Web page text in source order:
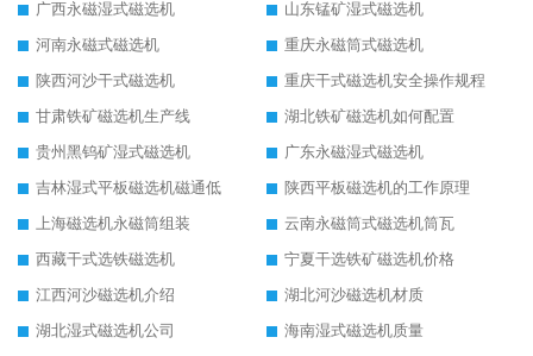
广西永磁湿式磁选机
山东锰矿湿式磁选机
河南永磁式磁选机
重庆永磁筒式磁选机
陕西河沙干式磁选机
重庆干式磁选机安全操作规程
甘肃铁矿磁选机生产线
湖北铁矿磁选机如何配置
贵州黑钨矿湿式磁选机
广东永磁湿式磁选机
吉林湿式平板磁选机磁通低
陕西平板磁选机的工作原理
上海磁选机永磁筒组装
云南永磁筒式磁选机筒瓦
西藏干式选铁磁选机
宁夏干选铁矿磁选机价格
江西河沙磁选机介绍
湖北河沙磁选机材质
湖北湿式磁选机公司
海南湿式磁选机质量